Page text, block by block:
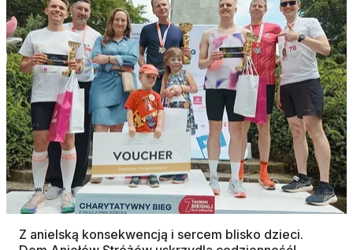
Z anielską konsekwencją i sercem blisko dzieci.